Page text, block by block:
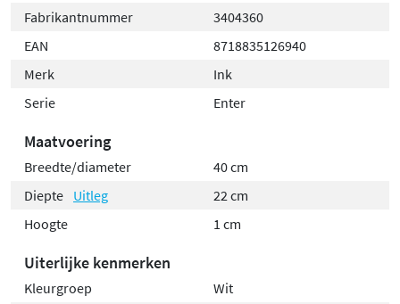
Fabrikantnummer
3404360
EAN
8718835126940
Merk
Ink
Serie
Enter
Maatvoering
Breedte/diameter
40 cm
Diepte Uitleg
22 cm
Hoogte
1 cm
Uiterlijke kenmerken
Kleurgroep
Wit